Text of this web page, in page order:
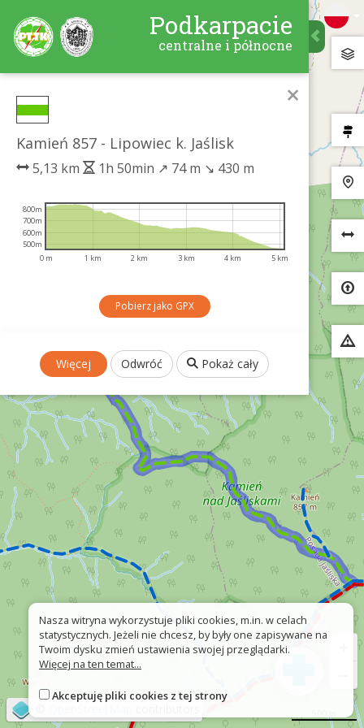
Podkarpacie
centralne i północne
×
Kamień 857 - Lipowiec k. Jaślisk
5,13 km 1h 50min ↗ 74 m ↘ 430 m
0 m 1 km 2 km 3 km 4 km 5 km
500m
600m
700m
800m
Pobierz jako GPX
Więcej Odwróć Pokaż cały
Nasza witryna wykorzystuje pliki cookies, m.in. w celach
statystycznych. Jeżeli nie chcesz, by były one zapisywane na
Twoim dysku zmień ustawienia swojej przeglądarki.
Więcej na ten temat...
Akceptuję pliki cookies z tej strony